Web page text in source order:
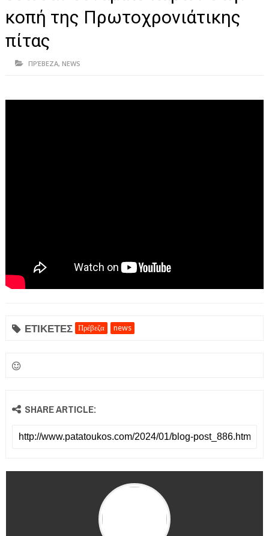
ΠΡΕΒΕΖΑ
ΑΡΤΑ
ΔΙΕΘΝΗ
ΕΦΗΜΕΡΙΔΑ Η ΠΑΡΓΑ
κοπή της Πρωτοχρονιάτικης
πίτας
ΠΡΈΒΕΖΑ, NEWS
ΕΤΙΚΕΤΕΣ Πρέβεζα news
SHARE ARTICLE: